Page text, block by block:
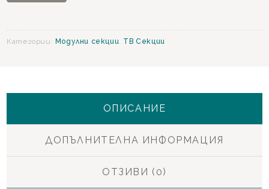
Категории: Модулни секции, ТВ Секции
ОПИСАНИЕ
ДОПЪЛНИТЕЛНА ИНФОРМАЦИЯ
ОТЗИВИ (0)